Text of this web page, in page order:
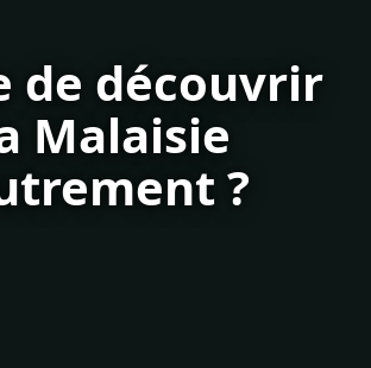
de découvrir
Malaisie
?